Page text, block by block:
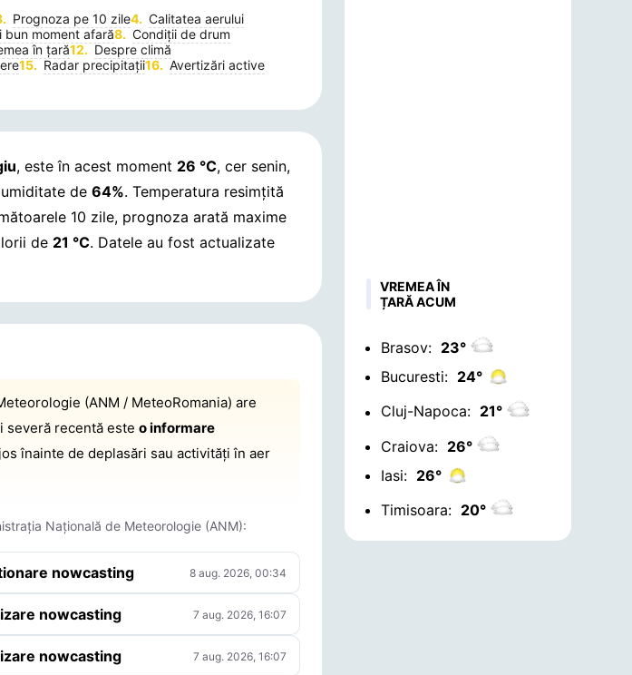
Prognoza pe 10 zile
Calitatea aerului
bun moment afară
Condiții de drum
în țară
Despre climă
Radar precipitații
Avertizări active
, este în acest moment 26 °C, cer senin,
umiditate de64%. Temperatura resimțită
10 zile, prognoza arată maxime
de 21 °C. Datele au fost actualizate
(ANM / MeteoRomania) are
severă recentă esteo informare
înainte de deplasări sau activități în aer
Națională de Meteorologie (ANM):
nowcasting 8 aug. 2026, 00:34
nowcasting 7 aug. 2026, 16:07
nowcasting 7 aug. 2026, 16:07
VREMEA ÎN
ȚARĂ ACUM
Brasov: 23°
Bucuresti: 24°
Cluj-Napoca: 21°
Craiova: 26°
Iasi: 26°
Timisoara: 20°